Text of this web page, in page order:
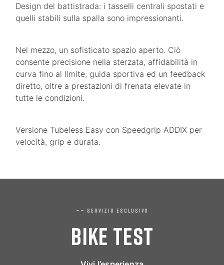
Design del battistrada: i tasselli centrali spostati e
quelli stabili sulla spalla sono impressionanti.
Nel mezzo, un sofisticato spazio aperto. Ciò
consente precisione nella sterzata, affidabilità in
curva fino al limite, guida sportiva ed un feedback
diretto, oltre a prestazioni di frenata elevate in
tutte le condizioni.
Versione Tubeless Easy con Speedgrip ADDIX per
velocità, grip e durata.
—— SERVIZIO ESCLUSIVO
BIKE TEST